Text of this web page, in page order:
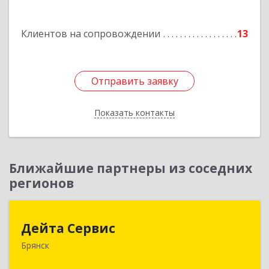
Клиентов на сопровождении 13
Отправить заявку
Показать контакты
Подробнее
Отправить заявку
Назад
Ближайшие партнеры из соседних
регионов
Дейта Сервис
Брянск241035, Брянская обл, Брянск г, Ульянова ул,